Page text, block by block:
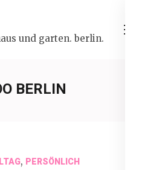
und garten. berlin.
BERLIN
, PERSÖNLICH